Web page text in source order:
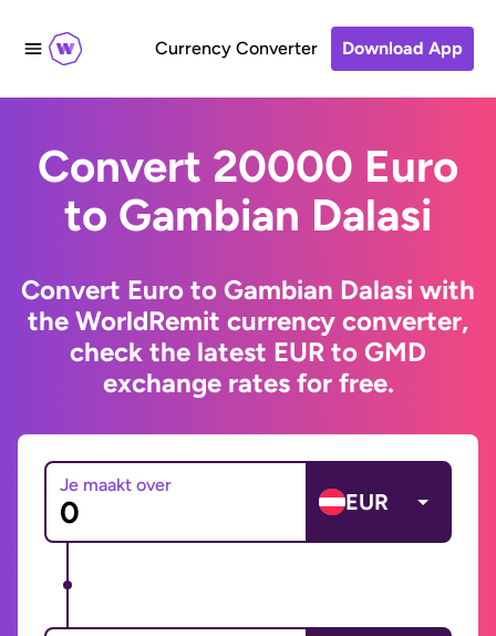
Currency Converter Download App
Convert 20000 Euro
to Gambian Dalasi
Convert Euro to Gambian Dalasi with
the WorldRemit currency converter,
check the latest EUR to GMD
exchange rates for free.
Je maakt over
EUR